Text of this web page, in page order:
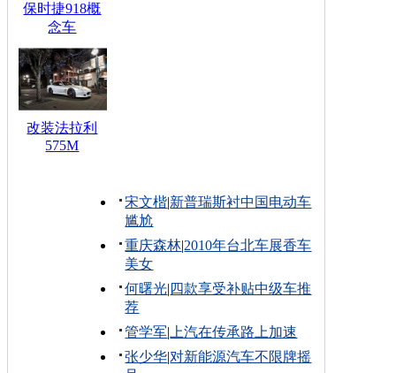
保时捷918概
念车
改装法拉利
575M
宋文楷|新普瑞斯衬中国电动车
尴尬
重庆森林|2010年台北车展香车
美女
何曙光| 四款享受补贴中级车推
荐
管学军| 上汽在传承路上加速
张少华|对新能源汽车不限牌摇